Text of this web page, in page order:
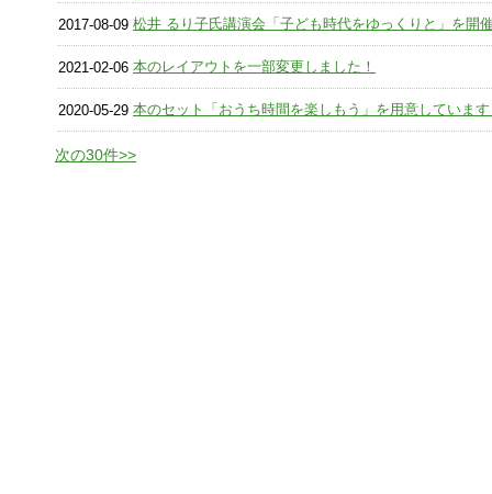
2017-08-09 松井 るり子氏講演会「子ども時代をゆっくりと」を開
2021-02-06 本のレイアウトを一部変更しました！
2020-05-29 本のセット「おうち時間を楽しもう」を用意していま
次の30件>>